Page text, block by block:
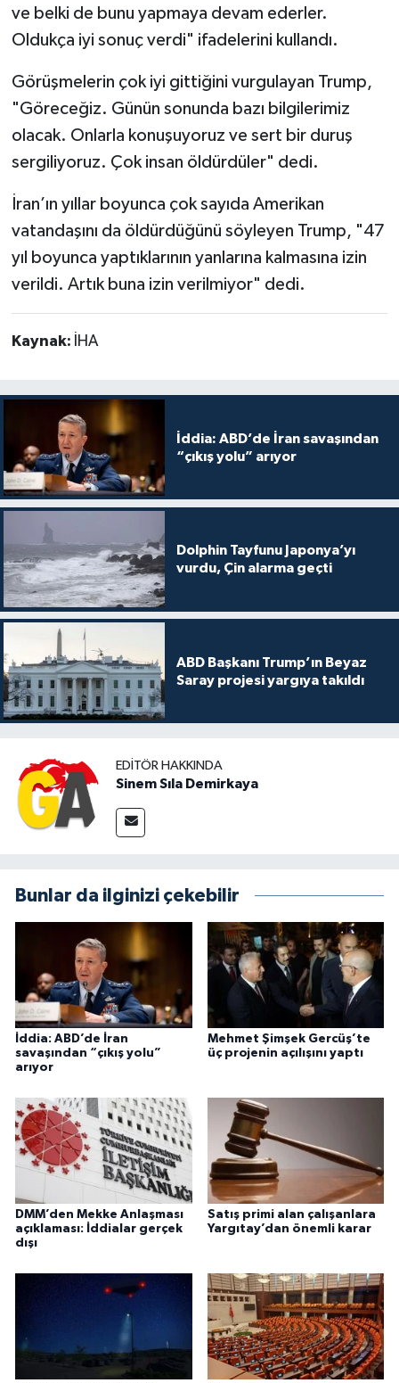
ve belki de bunu yapmaya devam ederler.
Oldukça iyi sonuç verdi" ifadelerini kullandı.
Görüşmelerin çok iyi gittiğini vurgulayan Trump,
"Göreceğiz. Günün sonunda bazı bilgilerimiz
olacak. Onlarla konuşuyoruz ve sert bir duruş
sergiliyoruz. Çok insan öldürdüler" dedi.
İran’ın yıllar boyunca çok sayıda Amerikan
vatandaşını da öldürdüğünü söyleyen Trump, "47
yıl boyunca yaptıklarının yanlarına kalmasına izin
verildi. Artık buna izin verilmiyor" dedi.
Kaynak: İHA
İddia: ABD’de İran savaşından
“çıkış yolu” arıyor
Dolphin Tayfunu Japonya’yı
vurdu, Çin alarma geçti
ABD Başkanı Trump’ın Beyaz
Saray projesi yargıya takıldı
EDITÖR HAKKINDA
Sinem Sıla Demirkaya
Bunlar da ilginizi çekebilir
İddia: ABD’de İran
savaşından “çıkış yolu”
arıyor
Mehmet Şimşek Gercüş’te
üç projenin açılışını yaptı
DMM’den Mekke Anlaşması
açıklaması: İddialar gerçek
dışı
Satış primi alan çalışanlara
Yargıtay’dan önemli karar